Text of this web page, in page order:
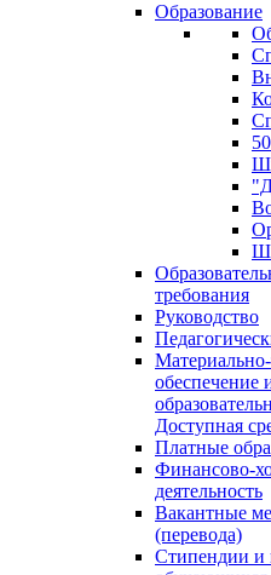
Образование
требования
Руководство
обеспечение
Доступная
Платные
Финансово-
деятельность
Вакантные
(перевода)
Стипендии и